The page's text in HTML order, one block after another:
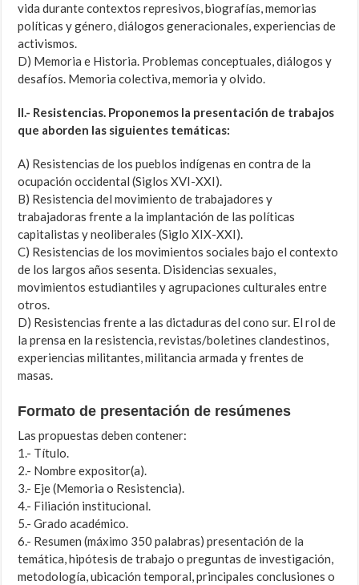
vida durante contextos represivos, biografías, memorias
políticas y género, diálogos generacionales, experiencias de
activismos.
D) Memoria e Historia. Problemas conceptuales, diálogos y
desafíos. Memoria colectiva, memoria y olvido.
II.- Resistencias. Proponemos la presentación de trabajos
que aborden las siguientes temáticas:
A) Resistencias de los pueblos indígenas en contra de la
ocupación occidental (Siglos XVI-XXI).
B) Resistencia del movimiento de trabajadores y
trabajadoras frente a la implantación de las políticas
capitalistas y neoliberales (Siglo XIX-XXI).
C) Resistencias de los movimientos sociales bajo el contexto
de los largos años sesenta. Disidencias sexuales,
movimientos estudiantiles y agrupaciones culturales entre
otros.
D) Resistencias frente a las dictaduras del cono sur. El rol de
la prensa en la resistencia, revistas/boletines clandestinos,
experiencias militantes, militancia armada y frentes de
masas.
Formato de presentación de resúmenes
Las propuestas deben contener:
1.- Título.
2.- Nombre expositor(a).
3.- Eje (Memoria o Resistencia).
4.- Filiación institucional.
5.- Grado académico.
6.- Resumen (máximo 350 palabras) presentación de la
temática, hipótesis de trabajo o preguntas de investigación,
metodología, ubicación temporal, principales conclusiones o